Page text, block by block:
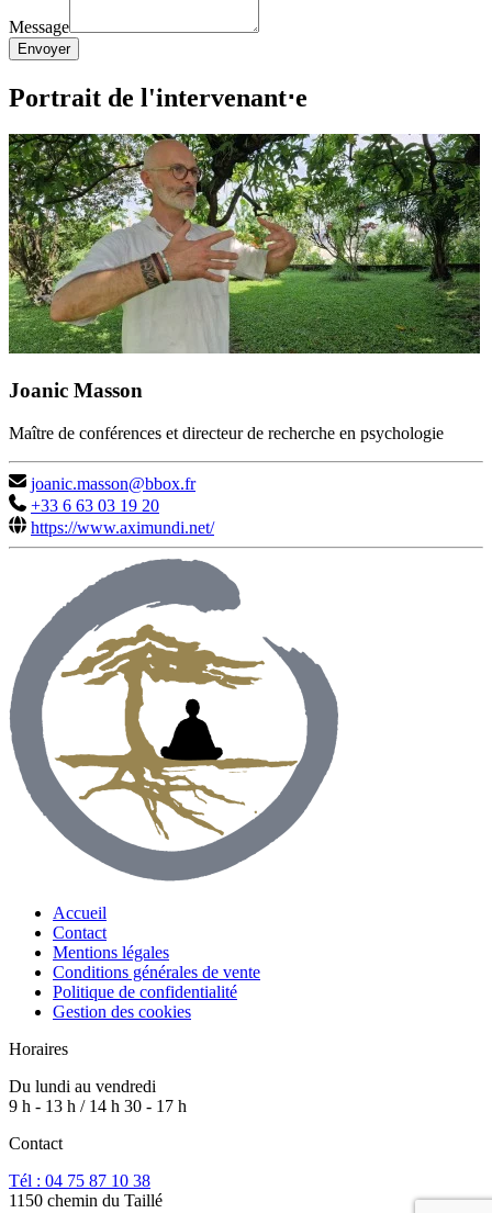
Message
Envoyer
Portrait de l'intervenant⋅e
Joanic Masson
Maître de conférences et directeur de recherche en psychologie
joanic.masson@bbox.fr
+33 6 63 03 19 20
https://www.aximundi.net/
Accueil
Contact
Mentions légales
Conditions générales de vente
Politique de confidentialité
Gestion des cookies
Horaires
Du lundi au vendredi
9 h - 13 h / 14 h 30 - 17 h
Contact
Tél : 04 75 87 10 38
1150 chemin du Taillé